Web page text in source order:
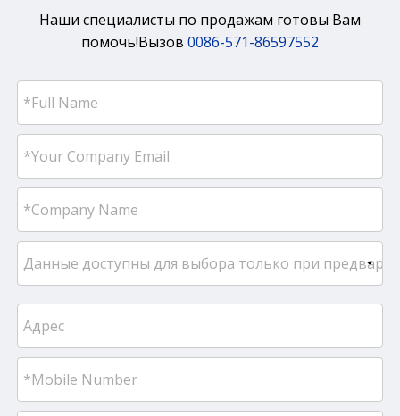
Наши специалисты по продажам готовы Вам
помочь!Вызов 0086-571-86597552